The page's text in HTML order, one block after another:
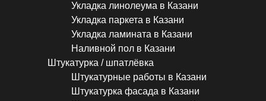
Укладка линолеума в Казани
Укладка паркета в Казани
Укладка ламината в Казани
Наливной пол в Казани
Штукатурка / шпатлёвка
Штукатурные работы в Казани
Штукатурка фасада в Казани